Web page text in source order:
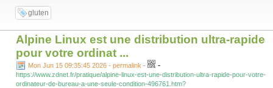
gluten
Alpine Linux est une distribution ultra-rapide
pour votre ordinat ...
Mon Jun 15 09:35:45 2026 - permalink - -
https://www.zdnet.fr/pratique/alpine-linux-est-une-distribution-ultra-rapide-pour-votre-
ordinateur-de-bureau-a-une-seule-condition-496761.htm?